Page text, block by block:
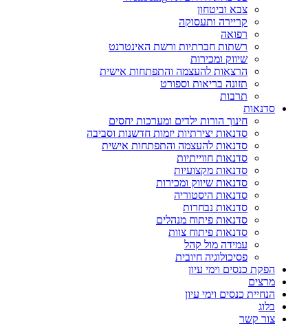
צבא וביטחון
קריירה ותעסוקה
רפואה
רשתות חברתיות ורשת האינטרנט
שיווק ומכירות
הרצאות להעצמה והתפתחות אישית
תזונה בריאות וספורט
תרבות
סדנאות
חינוך הורות ילדים ומערכות יחסים
סדנאות יצירתיות יזמות חדשנות וסביבה
סדנאות להעצמה והתפתחות אישית
סדנאות חווייתיות
סדנאות מקצועיות
סדנאות שיווק ומכירות
סדנאות היסטוריה
סדנאות נבחרות
סדנאות פיתוח מנהלים
סדנאות פיתוח צוות
עמידה מול קהל
פסיכולוגיה חיובית
הפקת כנסים וימי עיון
מרצים
הנחיית כנסים וימי עיון
בלוג
צור קשר